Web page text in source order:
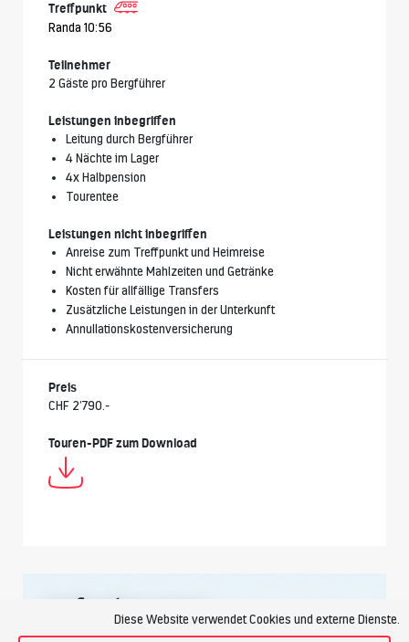
Treffpunkt
Randa 10:56
Teilnehmer
2 Gäste pro Bergführer
Leistungen inbegriffen
Leitung durch Bergführer
4 Nächte im Lager
4x Halbpension
Tourentee
Leistungen nicht inbegriffen
Anreise zum Treffpunkt und Heimreise
Nicht erwähnte Mahlzeiten und Getränke
Kosten für allfällige Transfers
Zusätzliche Leistungen in der Unterkunft
Annullationskostenversicherung
Preis
CHF 2’790.-
Touren-PDF zum Download
Anforderungen
Diese Website verwendet Cookies und externe Dienste.